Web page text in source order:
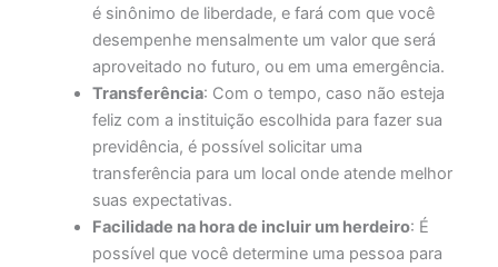
é sinônimo de liberdade, e fará com que você
desempenhe mensalmente um valor que será
aproveitado no futuro, ou em uma emergência.
Transferência: Com o tempo, caso não esteja
feliz com a instituição escolhida para fazer sua
previdência, é possível solicitar uma
transferência para um local onde atende melhor
suas expectativas.
Facilidade na hora de incluir um herdeiro: É
possível que você determine uma pessoa para